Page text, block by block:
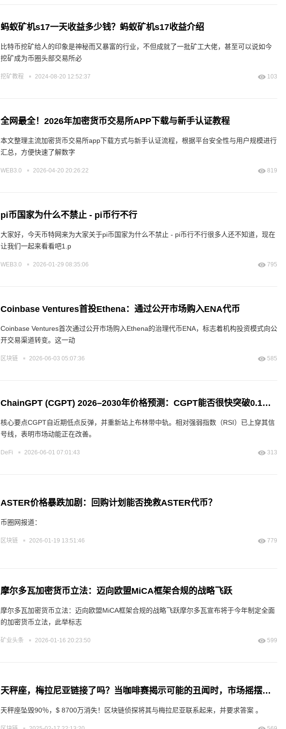
蚂蚁矿机s17一天收益多少钱？蚂蚁矿机s17收益介绍
比特币挖矿给人的印象是神秘而又暴富的行业，不但成就了一批矿工大佬，甚至可以说如今
挖矿成为币圈头部交易所必
挖矿教程 2024-08-20 12:52:37 103
全网最全！2026年加密货币交易所APP下载与新手认证教程
本文整理主流加密货币交易所app下载方式与新手认证流程，根据平台安全性与用户规模进行
汇总，方便快速了解数字
WEB3.0 2026-04-20 20:26:22 819
pi币国家为什么不禁止 - pi币行不行
大家好，今天币特网来为大家关于pi币国家为什么不禁止 - pi币行不行很多人还不知道，现在
让我们一起来看看吧1.p
WEB3.0 2026-01-29 08:35:06 795
Coinbase Ventures首投Ethena：通过公开市场购入ENA代币
Coinbase Ventures首次通过公开市场购入Ethena的治理代币ENA，标志着机构投资模式向公
开交易渠道转变。这一动
区块链 2026-06-03 05:07:36 585
ChainGPT (CGPT) 2026–2030年价格预测：CGPT能否很快突破0.1美元？
核心要点CGPT自近期低点反弹，并重新站上布林带中轨。相对强弱指数（RSI）已上穿其信
号线，表明市场动能正在改善。
DeFi 2026-06-01 07:01:43 313
ASTER价格暴跌加剧：回购计划能否挽救ASTER代币？
币圈网报道：
区块链 2026-01-19 13:51:46 779
摩尔多瓦加密货币立法：迈向欧盟MiCA框架合规的战略飞跃
摩尔多瓦加密货币立法：迈向欧盟MiCA框架合规的战略飞跃摩尔多瓦宣布将于今年制定全面
的加密货币立法，此举标志
矿业头条 2026-01-16 20:23:50 599
天秤座，梅拉尼亚链接了吗？当咖啡赛揭示可能的丑闻时，市场摇摆不定
天秤座坠毁90％，$ 8700万消失！区块链侦探将其与梅拉尼亚联系起来，并要求答案 。